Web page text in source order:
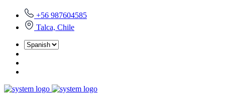
+56 987604585
Talca, Chile